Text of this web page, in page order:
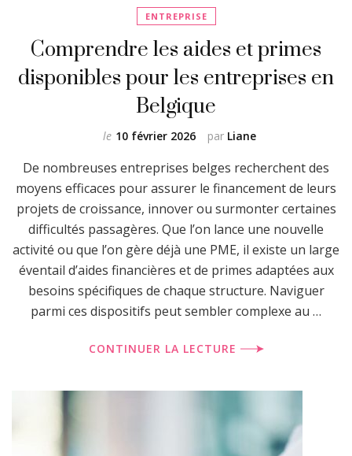
ENTREPRISE
Comprendre les aides et primes
disponibles pour les entreprises en
Belgique
par Liane
le 10 février 2026
De nombreuses entreprises belges recherchent des
moyens efficaces pour assurer le financement de leurs
projets de croissance, innover ou surmonter certaines
difficultés passagères. Que l’on lance une nouvelle
activité ou que l’on gère déjà une PME, il existe un large
éventail d’aides financières et de primes adaptées aux
besoins spécifiques de chaque structure. Naviguer
parmi ces dispositifs peut sembler complexe au …
CONTINUER LA LECTURE